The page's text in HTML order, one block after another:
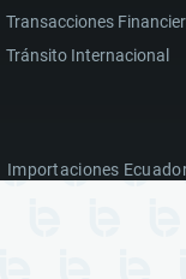
Transacciones
Tránsito Internacional
Importaciones